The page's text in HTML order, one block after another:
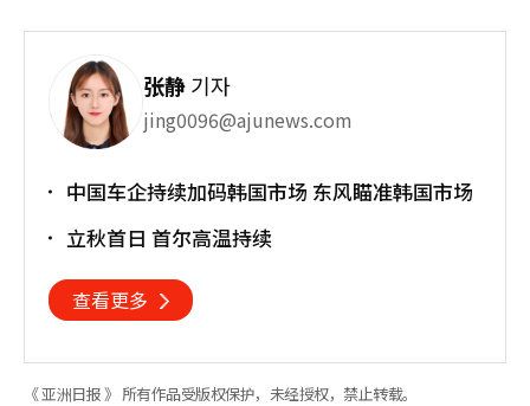
张静기자
jing0096@ajunews.com
中国车企持续加码韩国市场 东风瞄准韩国市场
立秋首日 首尔高温持续
查看更多
《 亚洲日报 》 所有作品受版权保护，未经授权，禁止转载。